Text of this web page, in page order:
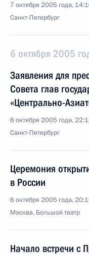
7 октября 2005 года,
Санкт-Петербург
6 октября 2005
Заявления для
Совета глав
«Центрально-
6 октября 2005 года,
Санкт-Петербург
Церемония
в России
6 октября 2005 года,
Москва, Большой театр
Начало встречи с